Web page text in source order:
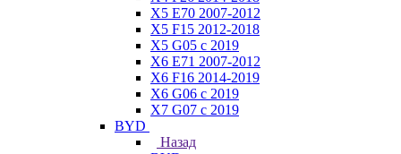
X5 E70 2007-2012
X5 F15 2012-2018
X5 G05 с 2019
X6 E71 2007-2012
X6 F16 2014-2019
X6 G06 с 2019
X7 G07 с 2019
BYD
Назад